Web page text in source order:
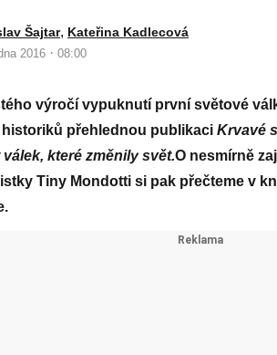
Šajtar, Kateřina Kadlecová
2016 · 08:00
výročí vypuknutí první světové
přehlednou publikaci Krvavé
které změnily svět.O nesmírně
Tiny Mondotti si pak přečteme v